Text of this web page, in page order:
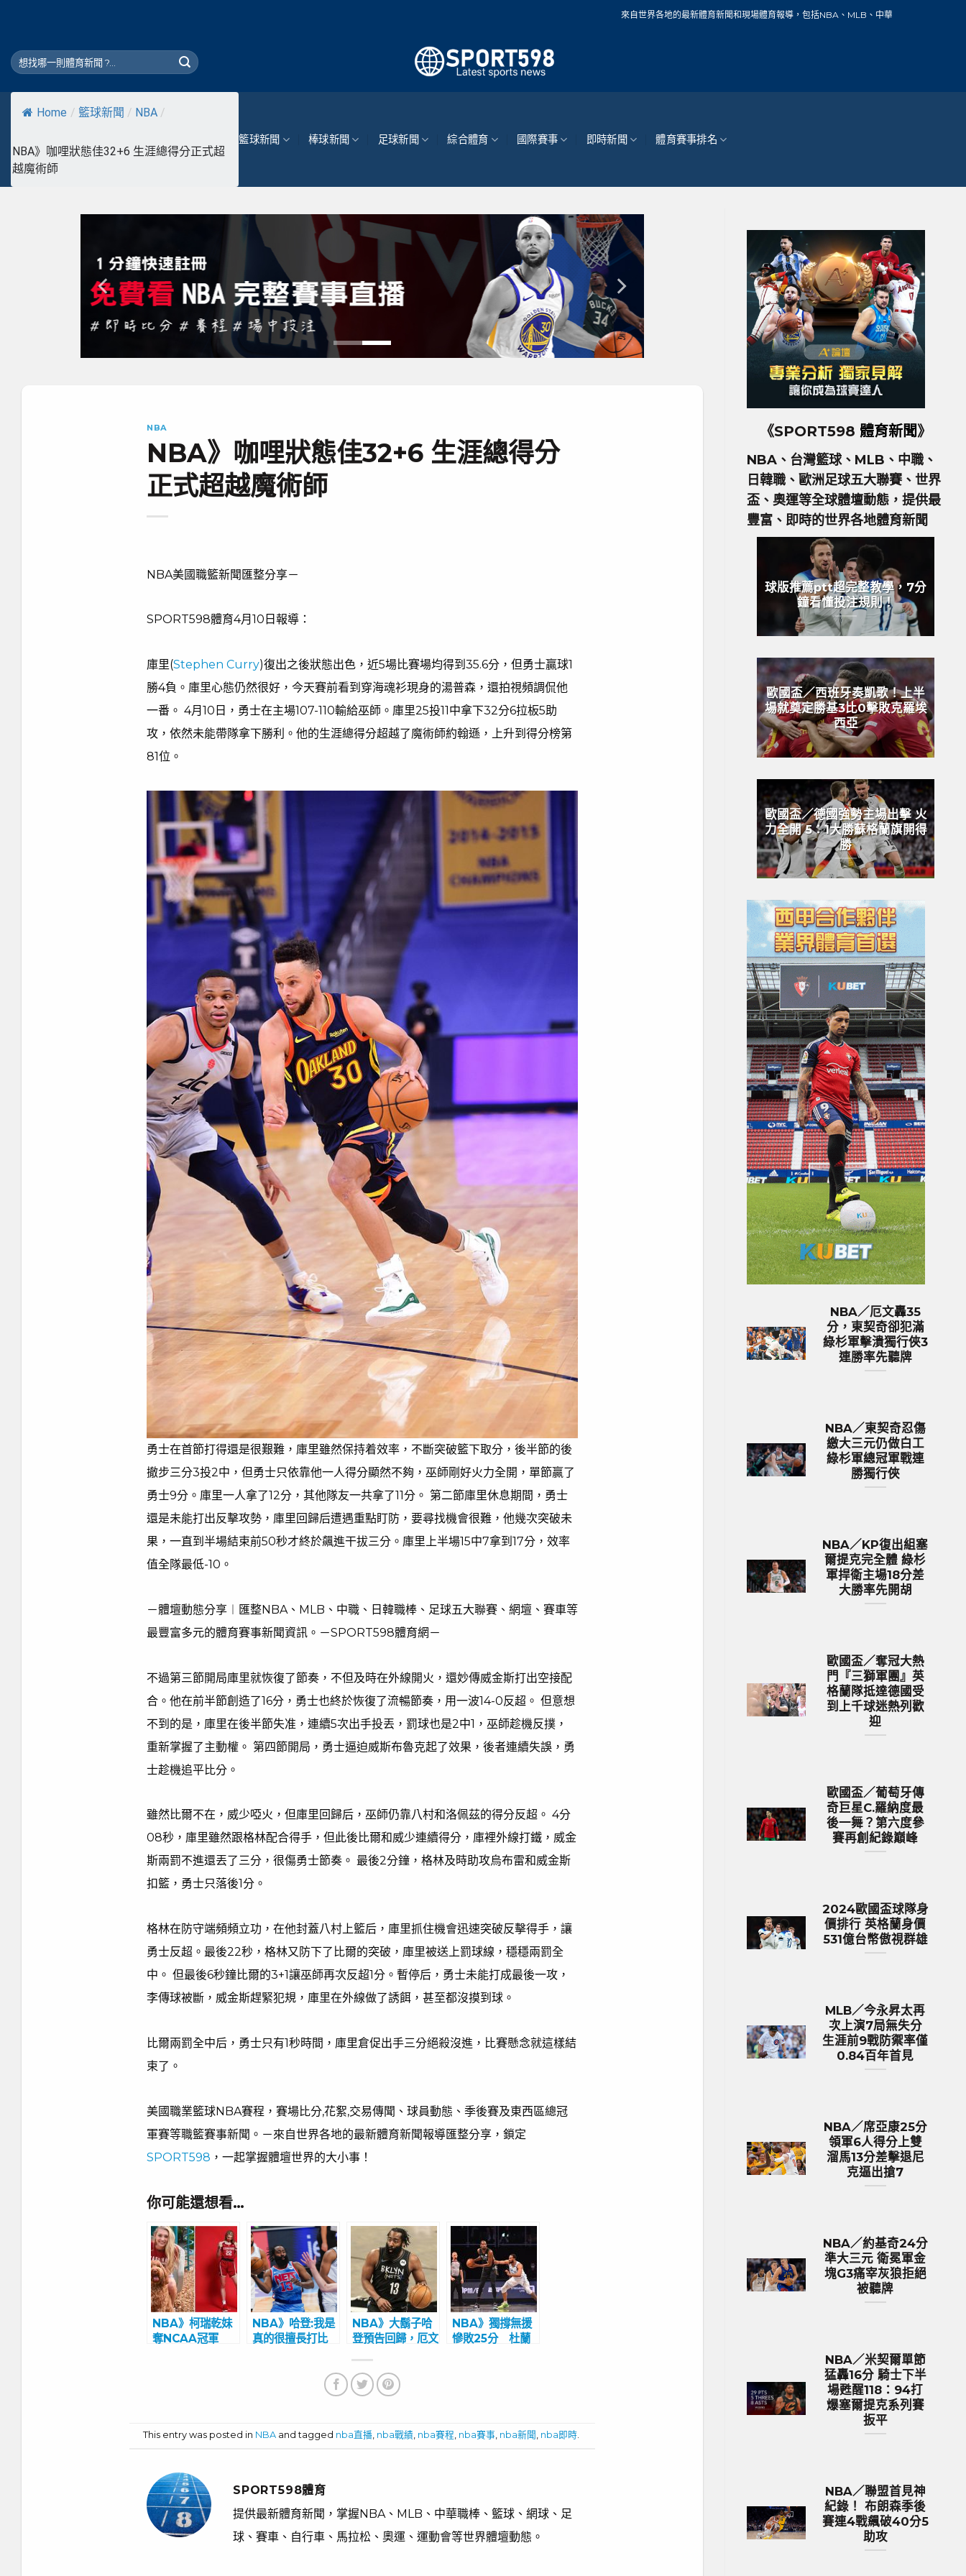
來自世界各地的最新體育新聞和現場體育報導，包括NBA、MLB、中華職棒、籃球、網球、足球、賽車、自
Home / 籃球新聞 / NBA /
NBA》咖哩狀態佳32+6 生涯總得分正式超
越魔術師
籃球新聞 棒球新聞 足球新聞 綜合體育 國際賽事 即時新聞 體育賽事排名
NBA
NBA》咖哩狀態佳32+6 生涯總得分
正式超越魔術師
NBA美國職籃新聞匯整分享－
SPORT598體育4月10日報導：
庫里(Stephen Curry)復出之後狀態出色，近5場比賽場均得到35.6分，但勇士贏球1
勝4負。庫里心態仍然很好，今天賽前看到穿海魂衫現身的湯普森，還拍視頻調侃他
一番。 4月10日，勇士在主場107-110輸給巫師。庫里25投11中拿下32分6拉板5助
攻，依然未能帶隊拿下勝利。他的生涯總得分超越了魔術師約翰遜，上升到得分榜第
81位。
勇士在首節打得還是很艱難，庫里雖然保持着效率，不斷突破籃下取分，後半節的後
撤步三分3投2中，但勇士只依靠他一人得分顯然不夠，巫師剛好火力全開，單節贏了
勇士9分。庫里一人拿了12分，其他隊友一共拿了11分。 第二節庫里休息期間，勇士
還是未能打出反擊攻勢，庫里回歸后遭遇重點盯防，要尋找機會很難，他幾次突破未
果，一直到半場結束前50秒才終於飆進干拔三分。庫里上半場15中7拿到17分，效率
值全隊最低-10。
－體壇動態分享︱匯整NBA、MLB、中職、日韓職棒、足球五大聯賽、網壇、賽車等
最豐富多元的體育賽事新聞資訊。－SPORT598體育網－
不過第三節開局庫里就恢復了節奏，不但及時在外線開火，還妙傳威金斯打出空接配
合。他在前半節創造了16分，勇士也終於恢復了流暢節奏，用一波14-0反超。 但意想
不到的是，庫里在後半節失准，連續5次出手投丟，罰球也是2中1，巫師趁機反撲，
重新掌握了主動權。 第四節開局，勇士逼迫威斯布魯克起了效果，後者連續失誤，勇
士趁機追平比分。
雖然比爾不在，威少啞火，但庫里回歸后，巫師仍靠八村和洛佩茲的得分反超。 4分
08秒，庫里雖然跟格林配合得手，但此後比爾和威少連續得分，庫裡外線打鐵，威金
斯兩罰不進還丟了三分，很傷勇士節奏。 最後2分鐘，格林及時助攻烏布雷和威金斯
扣籃，勇士只落後1分。
格林在防守端頻頻立功，在他封蓋八村上籃后，庫里抓住機會迅速突破反擊得手，讓
勇士反超。最後22秒，格林又防下了比爾的突破，庫里被送上罰球線，穩穩兩罰全
中。 但最後6秒鐘比爾的3+1讓巫師再次反超1分。暫停后，勇士未能打成最後一攻，
李傳球被斷，威金斯趕緊犯規，庫里在外線做了誘餌，甚至都沒摸到球。
比爾兩罰全中后，勇士只有1秒時間，庫里倉促出手三分絕殺沒進，比賽懸念就這樣結
束了。
美國職業籃球NBA賽程，賽場比分,花絮,交易傳聞、球員動態、季後賽及東西區總冠
軍賽等職籃賽事新聞。－來自世界各地的最新體育新聞報導匯整分享，鎖定
SPORT598 ，一起掌握體壇世界的大小事！
你可能還想看…
NBA》柯瑞乾妹
奪NCAA冠軍
NBA》哈登:我是
真的很擅長打比
NBA》大鬍子哈
登預告回歸，厄文
NBA》獨撐無援
慘敗25分 杜蘭
This entry was posted in NBA and tagged nba直播, nba戰績, nba賽程, nba賽事, nba新聞 , nba即時.
SPORT598體育
提供最新體育新聞，掌握NBA、MLB、中華職棒、籃球、網球、足
球、賽車、自行車、馬拉松、奧運、運動會等世界體壇動態。
《SPORT598 體育新聞》
NBA、台灣籃球、MLB、中職、
日韓職、歐洲足球五大聯賽、世界
盃、奧運等全球體壇動態，提供最
豐富、即時的世界各地體育新聞
球版推薦ptt超完整教學，7分
鐘看懂投注規則！
歐國盃／西班牙奏凱歌！上半
場就奠定勝基3比0擊敗克羅埃
西亞
歐國盃／德國強勢主場出擊 火
力全開 5：1大勝蘇格蘭旗開得
勝
NBA／厄文轟35
分，東契奇卻犯滿
綠杉軍擊潰獨行俠3
連勝率先聽牌
NBA／東契奇忍傷
繳大三元仍做白工
綠杉軍總冠軍戰連
勝獨行俠
NBA／KP復出組塞
爾提克完全體 綠杉
軍捍衛主場18分差
大勝率先開胡
歐國盃／奪冠大熱
門『三獅軍團』英
格蘭隊抵達德國受
到上千球迷熱列歡
迎
歐國盃／葡萄牙傳
奇巨星C.羅納度最
後一舞？第六度參
賽再創紀錄巔峰
2024歐國盃球隊身
價排行 英格蘭身價
531億台幣傲視群雄
MLB／今永昇太再
次上演7局無失分
生涯前9戰防禦率僅
0.84百年首見
NBA／席亞康25分
領軍6人得分上雙
溜馬13分差擊退尼
克逼出搶7
NBA／約基奇24分
準大三元 衛冕軍金
塊G3痛宰灰狼拒絕
被聽牌
NBA／米契爾單節
猛轟16分 騎士下半
場甦醒118：94打
爆塞爾提克系列賽
扳平
NBA／聯盟首見神
紀錄！ 布朗森季後
賽連4戰飆破40分5
助攻